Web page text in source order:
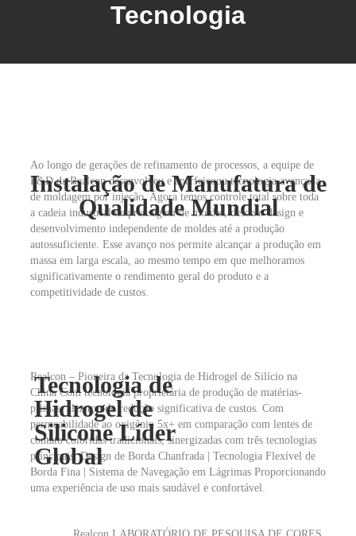
Tecnologia
Instalação de Manufatura de
Qualidade Mundial
Ao longo de gerações de refinamento de processos, a equipe de
P&D da Realcon desenvolveu e aperfeiçoou tecnologia avançada
de moldagem por injeção. Agora temos controle total sobre toda
a cadeia industrial de prensagem de moldes, desde o design e
desenvolvimento independente de moldes até a produção
autossuficiente. Esse avanço nos permite alcançar a produção em
massa em larga escala, ao mesmo tempo em que melhoramos
significativamente o rendimento geral do produto e a
competitividade de custos.
Tecnologia de
Hidrogel de
Silicone Líder
Global
Realcon – Pioneira da Tecnologia de Hidrogel de Silício na
China Com tecnologia proprietária de produção de matérias-
primas, alcançando redução significativa de custos. Com
permeabilidade ao oxigênio 5x+ em comparação com lentes de
contato coloridas tradicionais, sinergizadas com três tecnologias
principais: Design de Borda Chanfrada | Tecnologia Flexível de
Borda Fina | Sistema de Navegação em Lágrimas Proporcionando
uma experiência de uso mais saudável e confortável.